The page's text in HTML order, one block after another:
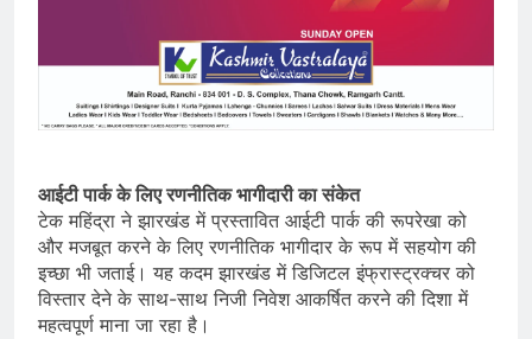
आईटी पार्क के लिए रणनीतिक भागीदारी का संकेत
टेक महिंद्रा ने झारखंड में प्रस्तावित आईटी पार्क की रूपरेखा को
और मजबूत करने के लिए रणनीतिक भागीदार के रूप में सहयोग की
इच्छा भी जताई। यह कदम झारखंड में डिजिटल इंफ्रास्ट्रक्चर को
विस्तार देने के साथ-साथ निजी निवेश आकर्षित करने की दिशा में
महत्वपूर्ण माना जा रहा है।